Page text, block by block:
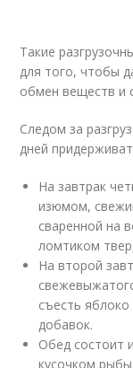
Такие
для того, чтобы
обмен веществ и
Следом за
дней
На завтрак
изюмом,
сваренной на
ломтиком
На второй
съесть яблоко
добавок.
Обед состоит
кусочком